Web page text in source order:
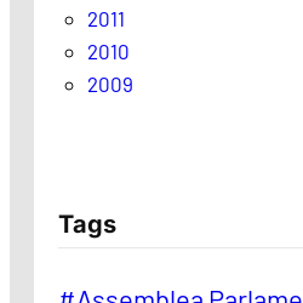
2011
2010
2009
Tags